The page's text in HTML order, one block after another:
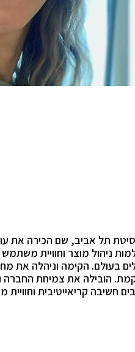
תל אביב, שם הכירה את
ניהול מוצר וחוויית משתמש
בעולם. הקימה וניהלה את
הובילה את צמיחת החברה
חשיבה קריאייטיבית